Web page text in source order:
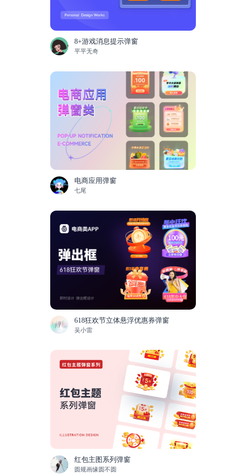
8+游戏消息提示弹窗
平平无奇
电商应用弹窗
七尾
618狂欢节立体悬浮优惠券弹窗
吴小雷
红包主图系列弹窗
圆规画缘圆不圆